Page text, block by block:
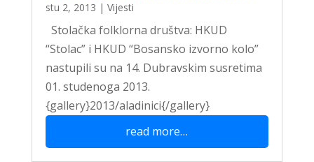
stu 2, 2013 | Vijesti
Stolačka folklorna društva: HKUD
“Stolac” i HKUD “Bosansko izvorno kolo”
nastupili su na 14. Dubravskim susretima
01. studenoga 2013.
{gallery}2013/aladinici{/gallery}
read more…